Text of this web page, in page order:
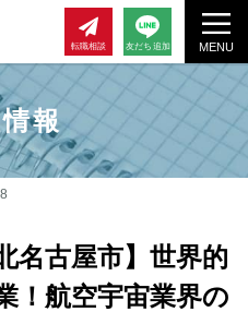
MENU
転職相談 友だち追加
報
名古屋市】世界的
！航空宇宙業界の